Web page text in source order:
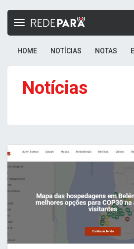
Toggle
HOME NOTÍCIAS NOTAS
Notícias